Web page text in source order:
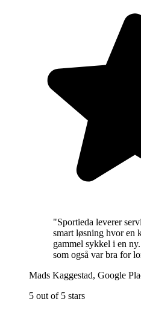
"Sportieda leverer
smart løsning hvor en
gammel sykkel i en
som også var bra for
Mads Kaggestad, Google
5 out of 5 stars